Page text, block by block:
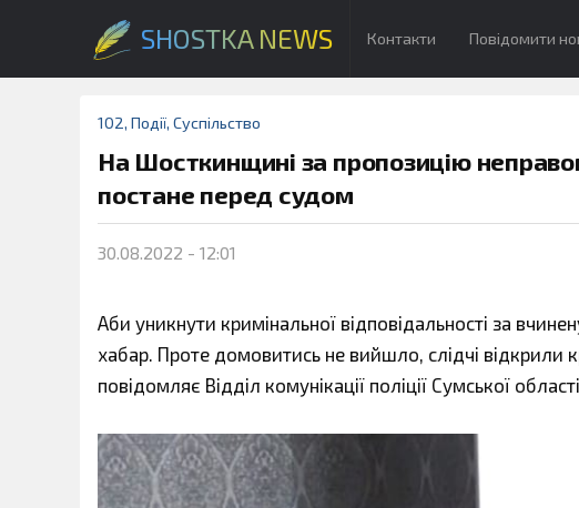
SHOSTKA NEWS Контакти Повідомити
102, Події, Суспільство
На Шосткинщині за пропозицію
постане перед судом
30.08.2022 - 12:01
Аби уникнути кримінальної відповідальності за
хабар. Проте домовитись не вийшло, слідчі
повідомляє Відділ комунікації поліції Сумської